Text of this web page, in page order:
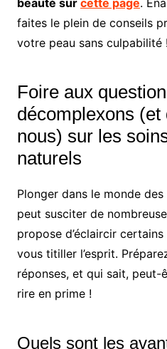
beauté sur cette page.
faites le plein de conseils
votre peau sans culpabilité !
Foire aux
décomplexons
nous) sur les
naturels
Plonger dans le monde
peut susciter de
propose d’éclaircir
vous titiller l’esprit.
réponses, et qui sait, peut-
rire en prime !
Quels sont les